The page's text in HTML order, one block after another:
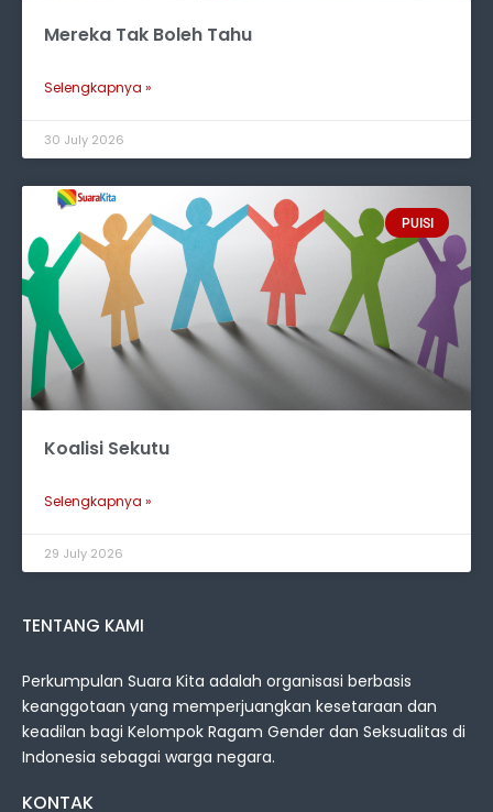
Mereka Tak Boleh Tahu
Selengkapnya »
30 July 2026
PUISI
Koalisi Sekutu
Selengkapnya »
29 July 2026
TENTANG KAMI
Perkumpulan Suara Kita adalah organisasi berbasis
keanggotaan yang memperjuangkan kesetaraan dan
keadilan bagi Kelompok Ragam Gender dan Seksualitas di
Indonesia sebagai warga negara.
KONTAK